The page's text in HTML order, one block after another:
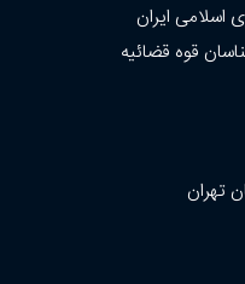
اسلامی ایران
قوه قضائیه
تهران